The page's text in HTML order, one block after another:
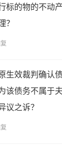
标的物的不动
？
生效裁判确认
该债务不属于
议之诉？